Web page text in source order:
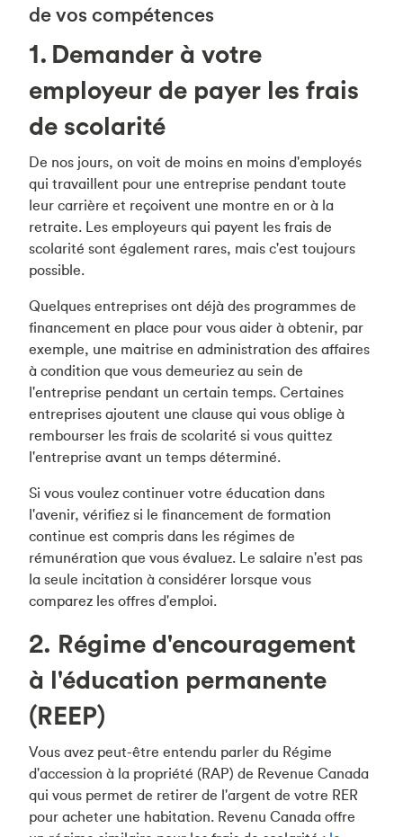
de vos compétences
1. Demander à votre
employeur de payer les frais
de scolarité
De nos jours, on voit de moins en moins d'employés
qui travaillent pour une entreprise pendant toute
leur carrière et reçoivent une montre en or à la
retraite. Les employeurs qui payent les frais de
scolarité sont également rares, mais c'est toujours
possible.
Quelques entreprises ont déjà des programmes de
financement en place pour vous aider à obtenir, par
exemple, une maitrise en administration des affaires
à condition que vous demeuriez au sein de
l'entreprise pendant un certain temps. Certaines
entreprises ajoutent une clause qui vous oblige à
rembourser les frais de scolarité si vous quittez
l'entreprise avant un temps déterminé.
Si vous voulez continuer votre éducation dans
l'avenir, vérifiez si le financement de formation
continue est compris dans les régimes de
rémunération que vous évaluez. Le salaire n'est pas
la seule incitation à considérer lorsque vous
comparez les offres d'emploi.
2. Régime d'encouragement
à l'éducation permanente
(REEP)
Vous avez peut-être entendu parler du Régime
d'accession à la propriété (RAP) de Revenue Canada
qui vous permet de retirer de l'argent de votre RER
pour acheter une habitation. Revenu Canada offre